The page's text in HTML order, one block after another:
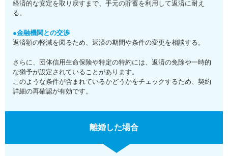
経済的な安定を取り戻すまで、手元の貯蓄を利用して返済に耐え
る。
●金融機関との交渉
返済額の軽減を図るため、返済の期間や条件の変更を相談する。
さらに、団体信用生命保険や特定の特約には、返済の免除や一時的
な猶予が設定されていることがあります。
このような条件が含まれているかどうかをチェックするため、契約
詳細の再確認が有効です。
離婚した場合